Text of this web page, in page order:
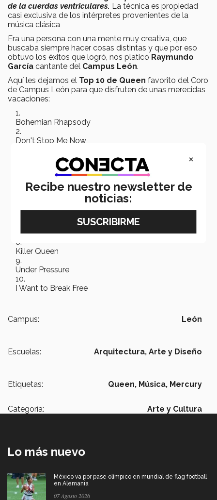
de la cuerdas ventriculares. La técnica es propiedad
casi exclusiva de los intérpretes provenientes de la
música clásica
Era una persona con una mente muy creativa, que
buscaba siempre hacer cosas distintas y que por eso
obtuvo los éxitos que logró, nos platico Raymundo
García cantante del Campus León.
Aquí les dejamos el Top 10 de Queen favorito del Coro
de Campus León para que disfruten de unas merecidas
vacaciones:
Bohemian Rhapsody
Don't Stop Me Now
The Show Must Go On
We are the Champions
Another One Bites the Dust
Killer Queen
Under Pressure
I Want to Break Free
Campus: León
Escuelas: Arquitectura, Arte y Diseño
Etiquetas: Queen, Música, Mercury
Categoría: Arte y Cultura
Lo más nuevo
México va por pase olímpico en mundial de flag football
en Alemania
07 Agosto 2026
×
Recibe nuestro newsletter de
noticias: